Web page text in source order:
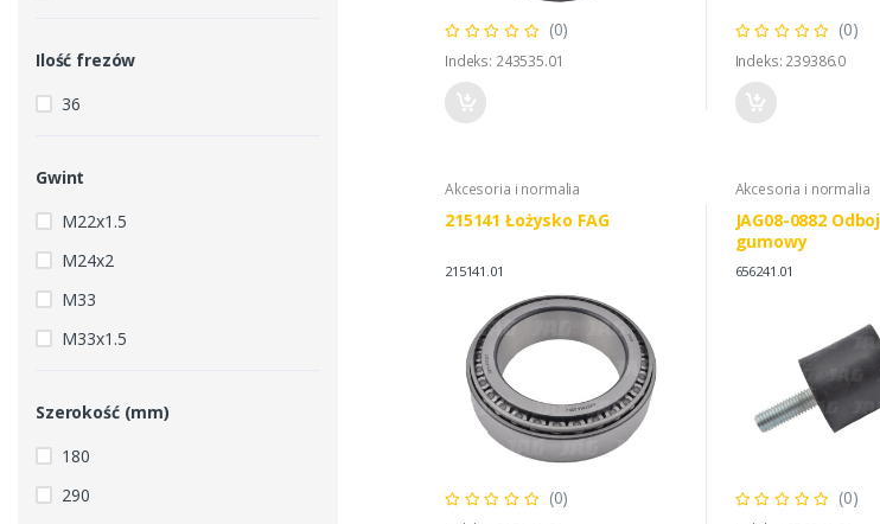
Ilość frezów
36
Gwint
M22x1.5
M24x2
M33
M33x1.5
Szerokość (mm)
180
290
(0)
Indeks: 243535.01
(0)
Indeks: 239386.0
Akcesoria i normalia
215141 Łożysko FAG
215141.01
(0)
Akcesoria i normalia
JAG08-0882
gumowy
656241.01
(0)